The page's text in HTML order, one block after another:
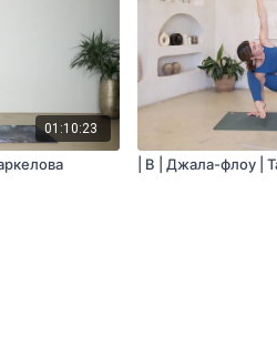
01:10:23
| B | Джала-флоу |